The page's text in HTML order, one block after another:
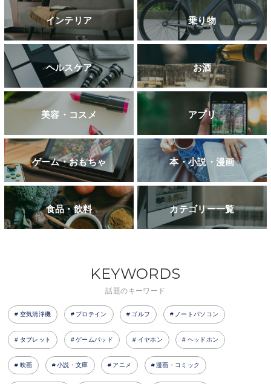
インテリア 乗り物
ヘルスケア お酒
美容・コスメ アプリ
ゲーム・おもちゃ 本・小説・漫画
食品・飲料 カテゴリー一覧
KEYWORDS
話題のキーワード
空気清浄機 プロテイン ゴルフ ノートパソコン
タブレット ゲームパッド イヤホン ヘッドホン
映画 小説・文庫 アニメ 漫画・コミック